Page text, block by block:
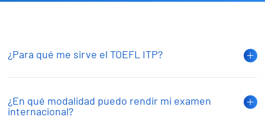
¿Para qué me sirve el TOEFL ITP?
¿En qué modalidad puedo rendir mi examen
internacional?